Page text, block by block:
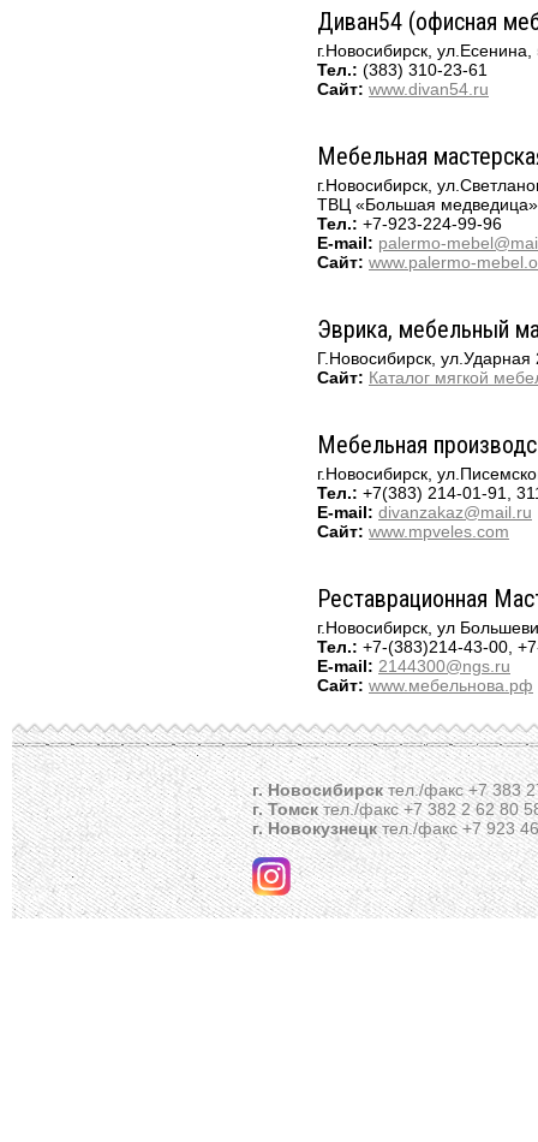
Диван54 (офисная
г.Новосибирск,
Тел.: (383) 310-23-61
Сайт: www.divan54.ru
Мебельная
г.Новосибирск,
ТВЦ «Большая
Тел.: +7-923-224-99-96
E-mail: palermo-
Сайт: www.palermo-
Эврика, мебельный
Г.Новосибирск, ул.Ударная
Сайт: Каталог мягкой
Мебельная
г.Новосибирск,
Тел.: +7(383) 214-01-91,
E-mail: divanzakaz@mail.ru
Сайт: www.mpveles.com
Реставрационная
г.Новосибирск, ул
Тел.: +7-(383)214-43-00,
E-mail: 2144300@ngs.ru
Сайт: www.мебельнова.рф
г. Новосибирсктел./факс +7 383
г. Томсктел./факс +7 382 2 62 80
г. Новокузнецктел./факс +7 923